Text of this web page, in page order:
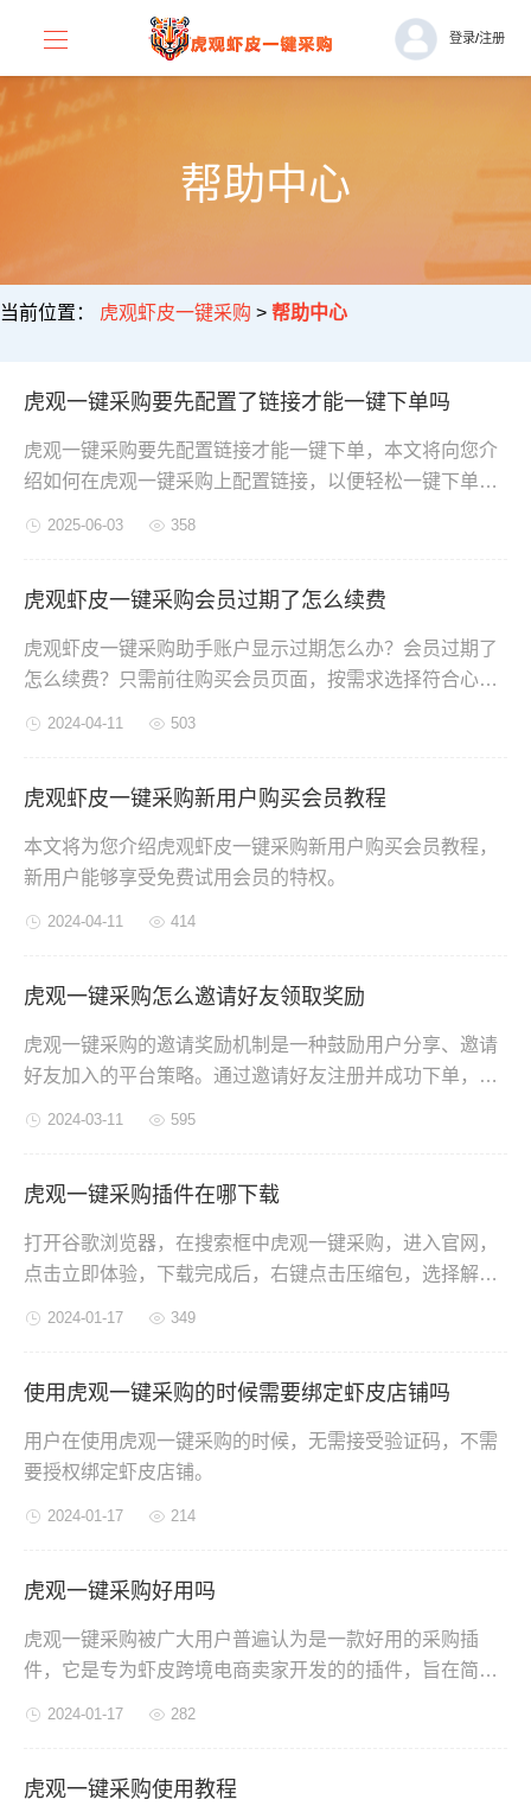
登录/注册
帮助中心
当前位置： 虎观虾皮一键采购 > 帮助中心
虎观一键采购要先配置了链接才能一键下单吗
虎观一键采购要先配置链接才能一键下单，本文将向您介
绍如何在虎观一键采购上配置链接，以便轻松一键下单，
2025-06-03 358
虎观虾皮一键采购会员过期了怎么续费
虎观虾皮一键采购助手账户显示过期怎么办？会员过期了
怎么续费？只需前往购买会员页面，按需求选择符合心意
2024-04-11 503
虎观虾皮一键采购新用户购买会员教程
本文将为您介绍虎观虾皮一键采购新用户购买会员教程，
新用户能够享受免费试用会员的特权。
2024-04-11 414
虎观一键采购怎么邀请好友领取奖励
虎观一键采购的邀请奖励机制是一种鼓励用户分享、邀请
好友加入的平台策略。通过邀请好友注册并成功下单，邀
2024-03-11 595
虎观一键采购插件在哪下载
打开谷歌浏览器，在搜索框中虎观一键采购，进入官网，
点击立即体验，下载完成后，右键点击压缩包，选择解压
2024-01-17 349
使用虎观一键采购的时候需要绑定虾皮店铺吗
用户在使用虎观一键采购的时候，无需接受验证码，不需
要授权绑定虾皮店铺。
2024-01-17 214
虎观一键采购好用吗
虎观一键采购被广大用户普遍认为是一款好用的采购插
件，它是专为虾皮跨境电商卖家开发的的插件，旨在简化
是您的得力助手，帮助您更轻松、高效地管理订单。
2024-01-17 282
虎观一键采购使用教程